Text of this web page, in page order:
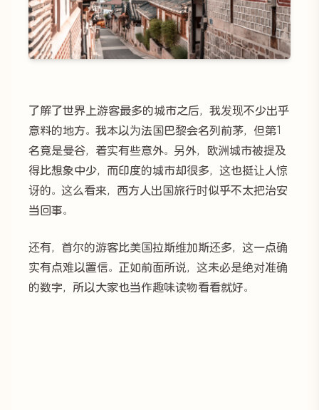
了解了世界上游客最多的城市之后，我发现不少出乎
意料的地方。我本以为法国巴黎会名列前茅，但第1
名竟是曼谷，着实有些意外。另外，欧洲城市被提及
得比想象中少，而印度的城市却很多，这也挺让人惊
讶的。这么看来，西方人出国旅行时似乎不太把治安
当回事。
还有，首尔的游客比美国拉斯维加斯还多，这一点确
实有点难以置信。正如前面所说，这未必是绝对准确
的数字，所以大家也当作趣味读物看看就好。